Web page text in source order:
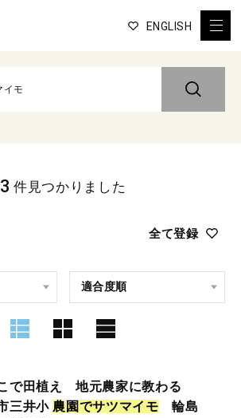
ENGLISH
全て登録
3 件見つかりました
で田植え 地元農家に教わる
三井小 農 園でサツマイ モ 輪島